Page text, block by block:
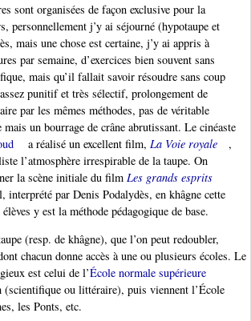
sont organisées de façon exclusive pour la
personnellement j’y ai séjourné (hypotaupe et
mais une chose est certaine, j’y ai appris à
par semaine, d’exercices bien souvent sans
mais qu’il fallait savoir résoudre sans coup
punitif et très sélectif, prolongement de
par les mêmes méthodes, pas de véritable
un bourrage de crâne abrutissant. Le cinéaste
a réalisé un excellent film, La Voie royale
,
l’atmosphère irrespirable de la taupe. On
la scène initiale du film Les grands esprits
interprété par Denis Podalydès, en khâgne cette
y est la méthode pédagogique de base.
(resp. de khâgne), que l’on peut redoubler,
chacun donne accès à une ou plusieurs écoles. Le
est celui de l’École normale supérieure
(scientifique ou littéraire), puis viennent l’École
les Ponts, etc.